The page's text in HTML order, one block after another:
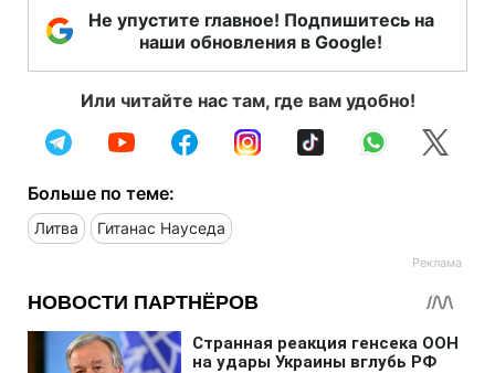
Не упустите главное! Подпишитесь на
наши обновления в Google!
Или читайте нас там, где вам удобно!
Больше по теме:
Литва Гитанас Науседа